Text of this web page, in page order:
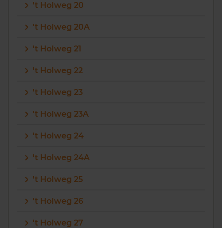
't Holweg 20
't Holweg 20A
't Holweg 21
't Holweg 22
't Holweg 23
't Holweg 23A
't Holweg 24
't Holweg 24A
't Holweg 25
't Holweg 26
't Holweg 27